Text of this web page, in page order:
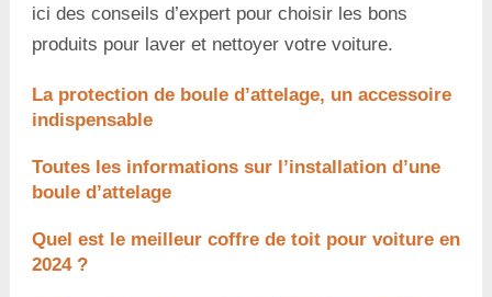
ici des conseils d’expert pour choisir les bons
produits pour laver et nettoyer votre voiture.
La protection de boule d’attelage, un accessoire
indispensable
Toutes les informations sur l’installation d’une
boule d’attelage
Quel est le meilleur coffre de toit pour voiture en
2024 ?